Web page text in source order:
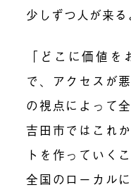
少しずつ人が来る
「どこに価値
で、アクセスが
の視点によって
吉田市ではこれ
トを作っていく
全国のローカル